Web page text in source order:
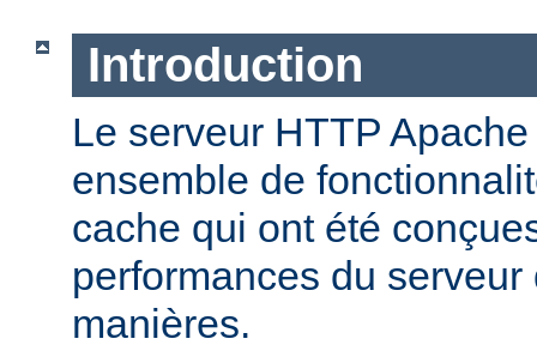
Introduction
Le serveur HTTP
ensemble de
cache qui ont été
performances du serveur
manières.